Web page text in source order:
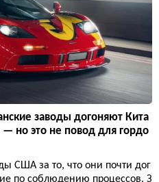
заводы догоняют Кита
но это не повод для гордо
США за то, что они почти дог
по соблюдению процессов. З